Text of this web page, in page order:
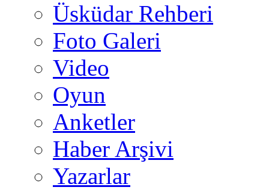
Üsküdar Rehberi
Foto Galeri
Video
Oyun
Anketler
Haber Arşivi
Yazarlar